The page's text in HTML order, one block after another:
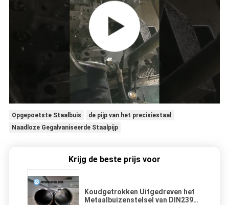
Opgepoetste Staalbuis
de pijp van het precisiestaal
Naadloze Gegalvaniseerde Staalpijp
Krijg de beste prijs voor
Koudgetrokken Uitgedreven het
Metaalbuizenstelsel van DIN2391